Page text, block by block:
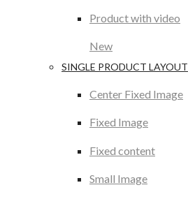
Product with video
New
SINGLE PRODUCT LAYOUT
Center Fixed Image
Fixed Image
Fixed content
Small Image